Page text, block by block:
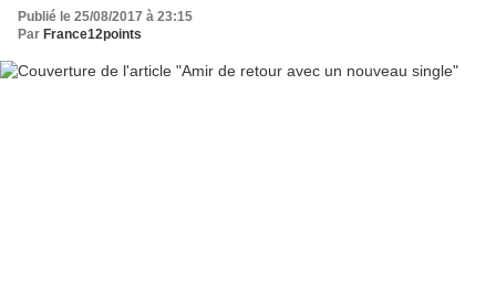
Publié le 25/08/2017 à 23:15
Par France12points